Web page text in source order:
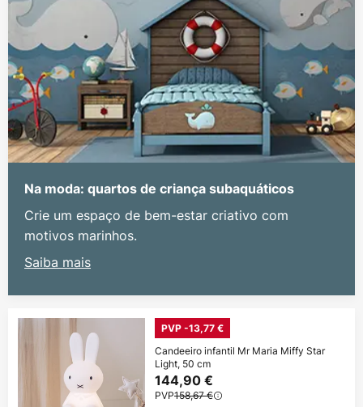
Na moda: quartos de criança subaquáticos
Crie um espaço de bem-estar criativo com
motivos marinhos.
Saiba mais
PVP -13,77 €
Candeeiro infantil Mr Maria Miffy Star
Light, 50 cm
144,90 €
PVP158,67 €